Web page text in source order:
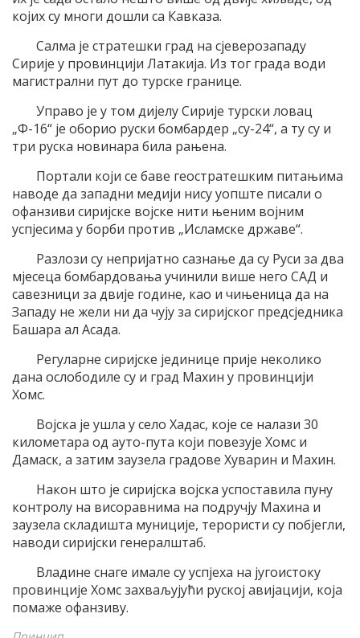
којих су многи дошли са Кавказа.
Салма је стратешки град на сјеверозападу
Сирије у провинцији Латакија. Из тог града води
магистрални пут до турске границе.
Управо је у том дијелу Сирије турски ловац
„Ф-16“ је оборио руски бомбардер „су-24“, а ту су и
три руска новинара била рањена.
Портали који се баве геостратешким питањима
наводе да западни медији нису уопште писали о
офанзиви сиријске војске нити њеним војним
успјесима у борби против „Исламске државе“.
Разлози су непријатно сазнање да су Руси за два
мјесеца бомбардовања учинили више него САД и
савезници за двије године, као и чињеница да на
Западу не жели ни да чују за сиријског предсједника
Башара ал Асада.
Регуларне сиријске јединице прије неколико
дана ослободиле су и град Махин у провинцији
Хомс.
Војска је ушла у село Хадас, које се налази 30
километара од ауто-пута који повезује Хомс и
Дамаск, а затим заузела градове Хуварин и Махин.
Након што је сиријска војска успоставила пуну
контролу на висоравнима на подручју Махина и
заузела складишта муниције, терористи су побјегли,
наводи сиријски генералштаб.
Владине снаге имале су успјеха на југоистоку
провинције Хомс захваљујући руској авијацији, која
помаже офанзиву.